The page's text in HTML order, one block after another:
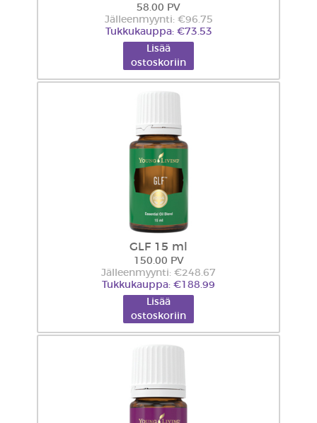
58.00 PV
Jälleenmyynti: €96.75
Tukkukauppa: €73.53
Lisää
ostoskoriin
GLF 15 ml
150.00 PV
Jälleenmyynti: €248.67
Tukkukauppa: €188.99
Lisää
ostoskoriin